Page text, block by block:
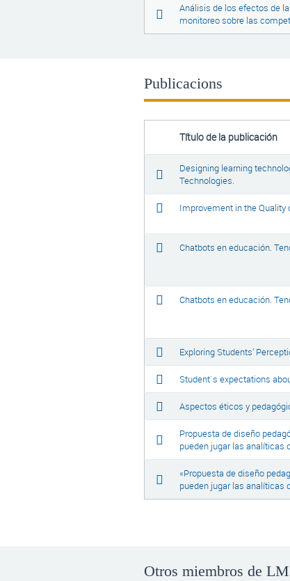
Análisis de los efectos de
monitoreo sobre las
Publicacions
Título de la publicación
Designing learning
Technologies.
Improvement in the
Chatbots en educación.
Chatbots en educación.
Exploring Students’
Student´s expectations
Aspectos éticos y
Propuesta de diseño
pueden jugar las analíticas
«Propuesta de diseño
pueden jugar las analíticas
Otros miembros de